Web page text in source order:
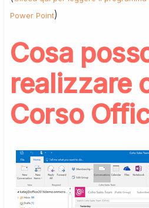
Power Point)
Cosa
realizzare
Corso